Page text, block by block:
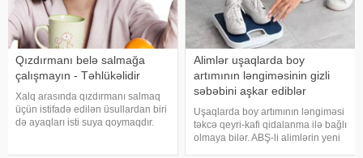
Qızdırmanı belə salmağa
çalışmayın - Təhlükəlidir
Xalq arasında qızdırmanı salmaq
üçün istifadə edilən üsullardan biri
də ayaqları isti suya qoymaqdır.
Alimlər uşaqlarda boy
artımının ləngiməsinin gizli
səbəbini aşkar ediblər
Uşaqlarda boy artımının ləngiməsi
təkcə qeyri-kafi qidalanma ilə bağlı
olmaya bilər. ABŞ-li alimlərin yeni